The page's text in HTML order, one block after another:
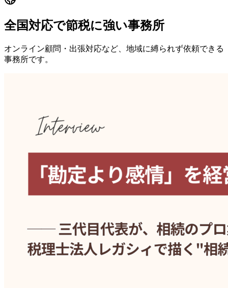
全国対応で節税に強い事務所
オンライン顧問・出張対応など、地域に縛られず依頼できる
事務所です。